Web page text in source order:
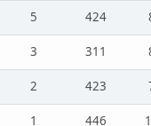
5 424
3 311
2 423
1 446